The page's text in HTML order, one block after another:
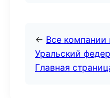
← Все компании
Уральский
Главная